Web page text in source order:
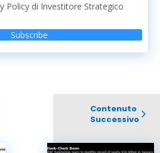
Policy di Investitore Strategico
Subscribe
Contenuto
Successivo